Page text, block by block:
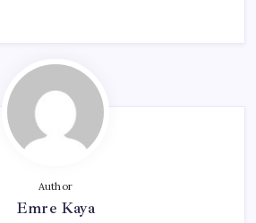
Author
Emre Kaya